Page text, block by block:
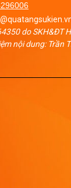
do SKH&ĐT
nội dung: Trần